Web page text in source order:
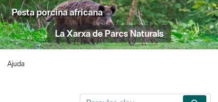
Pesta porcina africana
La Xarxa de Parcs Naturals
Ajuda